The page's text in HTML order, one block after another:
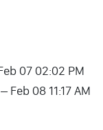
07 02:02 PM
Feb 08 11:17 AM